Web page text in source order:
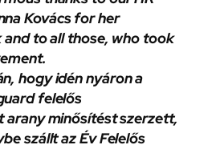
Kovács for her
to all those, who took
hogy idén nyáron a
felelős
minősítést szerzett,
szállt az Év Felelős